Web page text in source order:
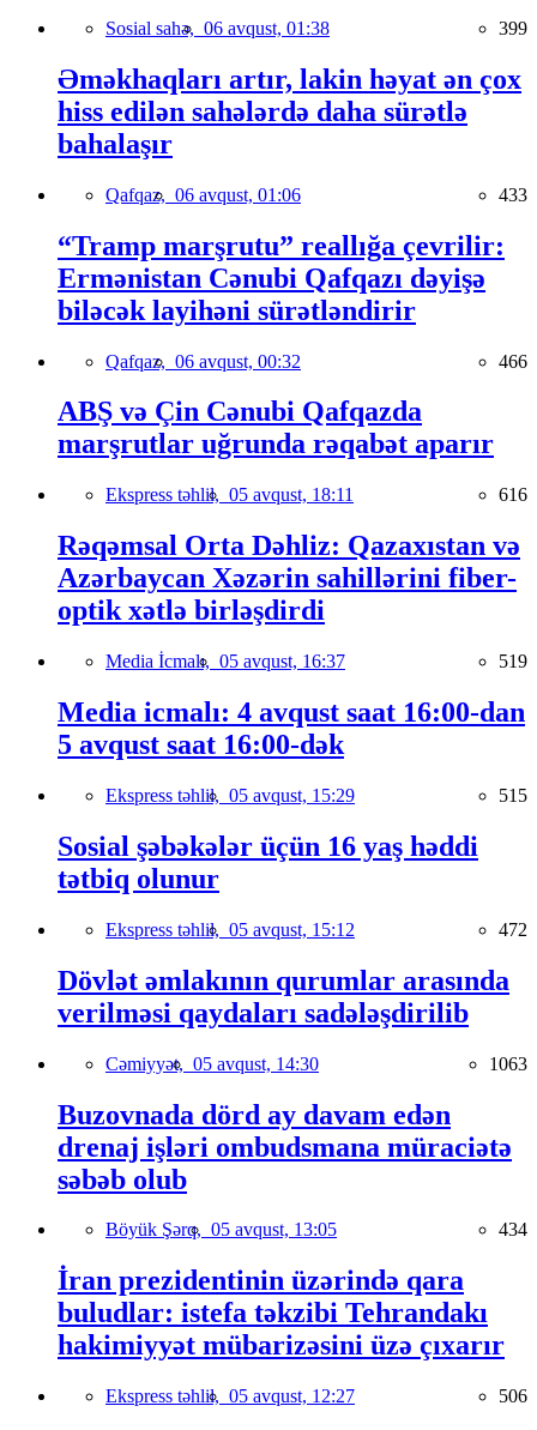
Sosial sahə, 06 avqust, 01:38 399
Əməkhaqları artır, lakin həyat ən çox
hiss edilən sahələrdə daha sürətlə
bahalaşır
Qafqaz, 06 avqust, 01:06 433
“Tramp marşrutu” reallığa çevrilir:
Ermənistan Cənubi Qafqazı dəyişə
biləcək layihəni sürətləndirir
Qafqaz, 06 avqust, 00:32 466
ABŞ və Çin Cənubi Qafqazda
marşrutlar uğrunda rəqabət aparır
Ekspress təhlil, 05 avqust, 18:11 616
Rəqəmsal Orta Dəhliz: Qazaxıstan və
Azərbaycan Xəzərin sahillərini fiber-
optik xətlə birləşdirdi
Media İcmalı, 05 avqust, 16:37 519
Media icmalı: 4 avqust saat 16:00-dan
5 avqust saat 16:00-dək
Ekspress təhlil, 05 avqust, 15:29 515
Sosial şəbəkələr üçün 16 yaş həddi
tətbiq olunur
Ekspress təhlil, 05 avqust, 15:12 472
Dövlət əmlakının qurumlar arasında
verilməsi qaydaları sadələşdirilib
Cəmiyyət, 05 avqust, 14:30 1063
Buzovnada dörd ay davam edən
drenaj işləri ombudsmana müraciətə
səbəb olub
Böyük Şərq, 05 avqust, 13:05 434
İran prezidentinin üzərində qara
buludlar: istefa təkzibi Tehrandakı
hakimiyyət mübarizəsini üzə çıxarır
Ekspress təhlil, 05 avqust, 12:27 506